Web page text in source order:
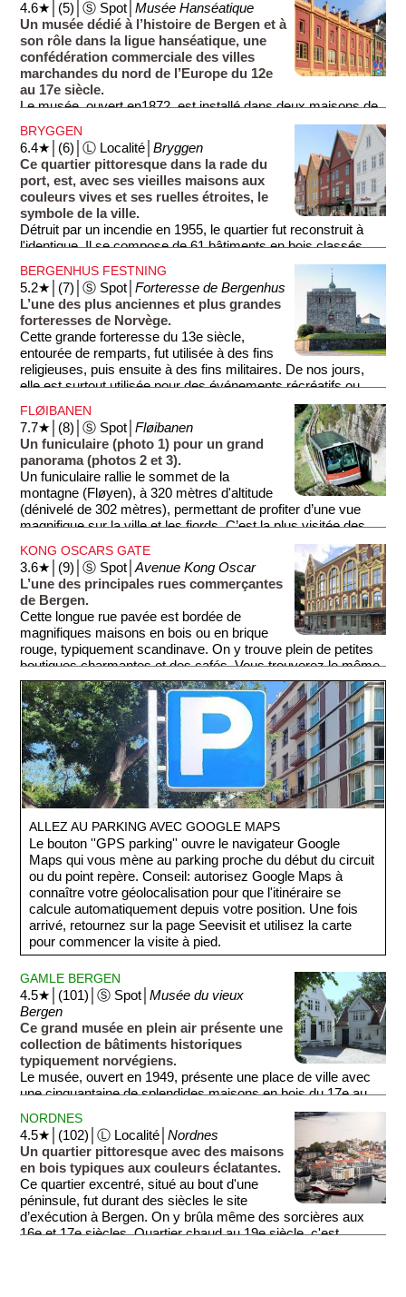
4.6★│(5)│Ⓢ Spot│Musée Hanséatique
Un musée dédié à l’histoire de Bergen et à
son rôle dans la ligue hanséatique, une
confédération commerciale des villes
marchandes du nord de l’Europe du 12e
au 17e siècle.
Le musée, ouvert en1872, est installé dans deux maisons de
marchands construites en 1704. La ligue de Bergen faisait
principalement le commerce de la morue séchée et des
fourrures. La ligue octroyait des avantages commerciaux aux
villes qui en faisaient partie.
BRYGGEN
6.4★│(6)│Ⓛ Localité│Bryggen
Ce quartier pittoresque dans la rade du
port, est, avec ses vieilles maisons aux
couleurs vives et ses ruelles étroites, le
symbole de la ville.
Détruit par un incendie en 1955, le quartier fut reconstruit à
l'identique. Il se compose de 61 bâtiments en bois classés,
sur le site où la ville fut fondée en 1070. De nombreux
bâtiments servaient autrefois de maisons, de bureaux ou
d’entrepôts aux marchands de la ligue hanséatique entre le
12e et le 17e siècle.
Si les façades aux couleurs vives et aux lignes irrégulières
ont beaucoup de charme, les cours intérieures et les ruelles
étroites aux planchers en bois donnent l'impression de se
aujourd'hui le plus touristique de la ville, est rempli de
boutiques et cafés-restaurants.
BERGENHUS FESTNING
5.2★│(7)│Ⓢ Spot│Forteresse de Bergenhus
L’une des plus anciennes et plus grandes
forteresses de Norvège.
Cette grande forteresse du 13e siècle,
entourée de remparts, fut utilisée à des fins
religieuses, puis ensuite à des fins militaires. De nos jours,
elle est surtout utilisée pour des événements récréatifs ou
culturels. On y trouve le plus grand bâtiment médiéval non
religieux de Norvège (Håkonshallen), qui sert de nos jours
pour des concerts ou des réunions officielles, et un donjon du
13e siècle (Rosenkrantztårnet), une ancienne résidence de
seigneurs féodaux qui protégeait la ville des invasions. Les
criminels étaient emprisonnés et torturés dans les sous-sols
du donjon qui servaient de prison. On y trouve également
dans l'enceinte de la forteresse une grande pelouse entourée
FLØIBANEN
7.7★│(8)│Ⓢ Spot│Fløibanen
Un funiculaire (photo 1) pour un grand
panorama (photos 2 et 3).
Un funiculaire rallie le sommet de la
montagne (Fløyen), à 320 mètres d'altitude
(dénivelé de 302 mètres), permettant de profiter d’une vue
magnifique sur la ville et les fjords. C’est la plus visitée des
sept montagnes entourant la ville, car on peut également y
monter à pied ou en voiture.
Au sommet, on trouve un petit complexe touristique avec
café, snack, restaurant, et boutique, un parc de tyroliennes,
des jeux pour enfants, et de nombreux sentiers de randonnée.
Il y a même un troupeau de chèvres!
KONG OSCARS GATE
3.6★│(9)│Ⓢ Spot│Avenue Kong Oscar
L’une des principales rues commerçantes
de Bergen.
Cette longue rue pavée est bordée de
magnifiques maisons en bois ou en brique
rouge, typiquement scandinave. On y trouve plein de petites
boutiques charmantes et des cafés. Vous trouverez le même
charme dans la rue suivante de votre parcours, mais en
mieux puisque cette rue est piétonne (Marken).
ALLEZ AU PARKING AVEC GOOGLE MAPS
Le bouton ''GPS parking'' ouvre le navigateur Google
Maps qui vous mène au parking proche du début du circuit
ou du point repère. Conseil: autorisez Google Maps à
connaître votre géolocalisation pour que l'itinéraire se
calcule automatiquement depuis votre position. Une fois
arrivé, retournez sur la page Seevisit et utilisez la carte
pour commencer la visite à pied.
GAMLE BERGEN
4.5★│(101)│Ⓢ Spot│Musée du vieux
Bergen
Ce grand musée en plein air présente une
collection de bâtiments historiques
typiquement norvégiens.
Le musée, ouvert en 1949, présente une place de ville avec
une cinquantaine de splendides maisons en bois du 17e au
19e siècle, ainsi que des écuries, une mairie, des hangars à
bateaux, un cabinet de dentiste, ou une boulangerie d'antan
qui vend ses produits. Les constructions qui se trouvent sur
ce site viennent de différents quartiers de la ville. L’un des
points forts du musée est la reconstitution de scènes de vie
avec des figurants habillés comme au 19e siècle.
NORDNES
4.5★│(102)│Ⓛ Localité│Nordnes
Un quartier pittoresque avec des maisons
en bois typiques aux couleurs éclatantes.
Ce quartier excentré, situé au bout d'une
péninsule, fut durant des siècles le site
d’exécution à Bergen. On y brûla même des sorcières aux
16e et 17e siècles. Quartier chaud au 19e siècle, c'est